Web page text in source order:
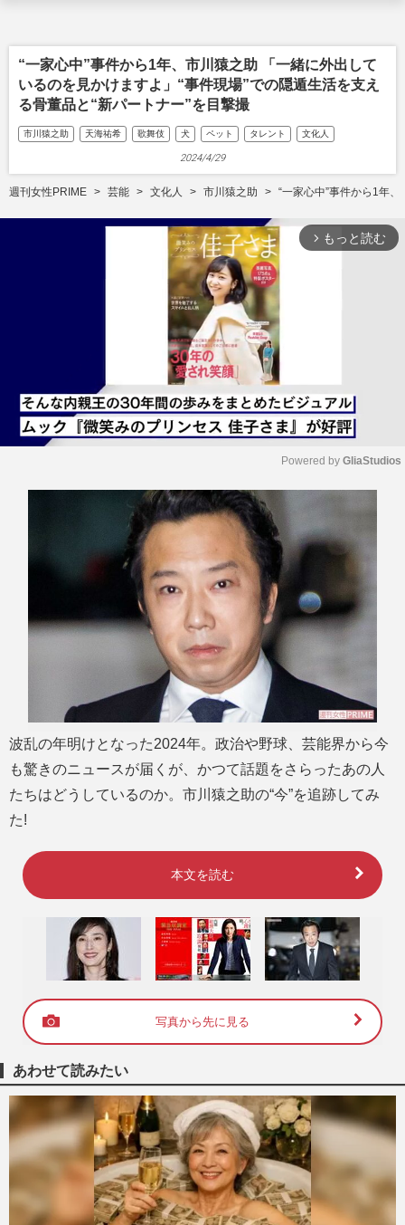
“一家心中”事件から1年、市川猿之助 「一緒に外出して
いるのを見かけますよ」“事件現場”での隠遁生活を支え
る骨董品と“新パートナー”を目撃撮
市川猿之助 天海祐希 歌舞伎 犬 ペット タレント 文化人
2024/4/29
週刊女性PRIME 芸能 文化人 市川猿之助 “一家心中”事件から1年
arrow_forward_ios もっと読む
M
Powered by GliaStudios
波乱の年明けとなった2024年。政治や野球、芸能界から今
も驚きのニュースが届くが、かつて話題をさらったあの人
たちはどうしているのか。市川猿之助の“今”を追跡してみ
た!
本文を読む
写真から先に見る
あわせて読みたい